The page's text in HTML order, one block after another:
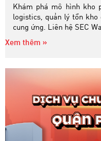
Khám phá mô hình kho
logistics, quản lý tồn kho
cung ứng. Liên hệ SEC
Xem thêm »